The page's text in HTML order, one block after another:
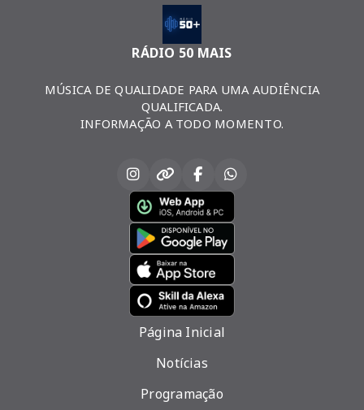
RÁDIO 50 MAIS
MÚSICA DE QUALIDADE PARA UMA AUDIÊNCIA
QUALIFICADA.
INFORMAÇÃO A TODO MOMENTO.
Página Inicial
Notícias
Programação